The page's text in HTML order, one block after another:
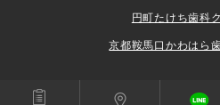
円町たけち歯科
京都鞍馬口かわはら